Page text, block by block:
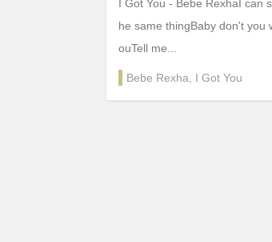
I Got You - Bebe RexhaI can
he same thingBaby don't you
ouTell me...
Bebe Rexha I Got You